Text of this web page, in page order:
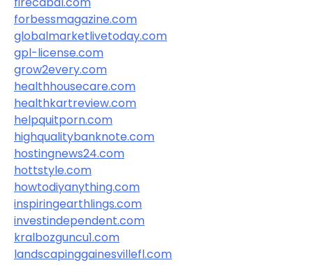
forbessmagazine.com
globalmarketlivetoday.com
gpl-license.com
grow2every.com
healthhousecare.com
healthkartreview.com
helpquitporn.com
highqualitybanknote.com
hostingnews24.com
hottstyle.com
howtodiyanything.com
inspiringearthlings.com
investindependent.com
kralbozguncu1.com
landscapinggainesvillefl.com